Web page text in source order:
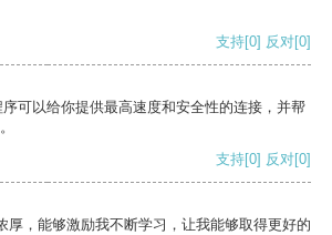
支持[0] 反对[0]
可以给你提供最高速度和安全性的连接，并帮
支持[0] 反对[0]
厚，能够激励我不断学习，让我能够取得更好的